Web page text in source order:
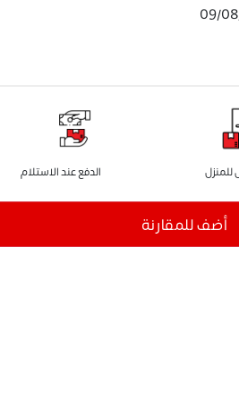
09/
الدفع عند الاستلام
أضف للمقارنة